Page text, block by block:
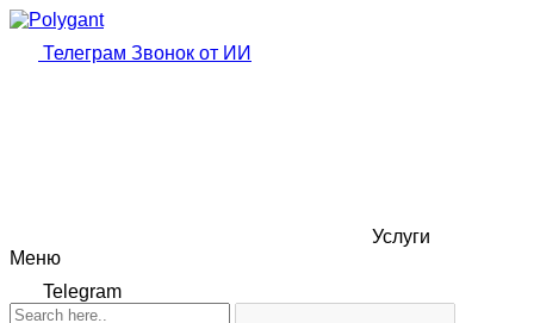
Телеграм Звонок от ИИ
Услуги
Меню
Telegram